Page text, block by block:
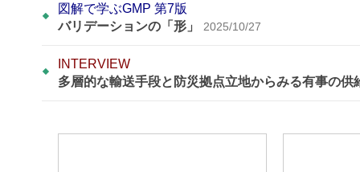
図解で学ぶGMP 第7版
バリデーションの「形」
2025/10/27
INTERVIEW
多層的な輸送手段と防災拠点立地からみる有事の